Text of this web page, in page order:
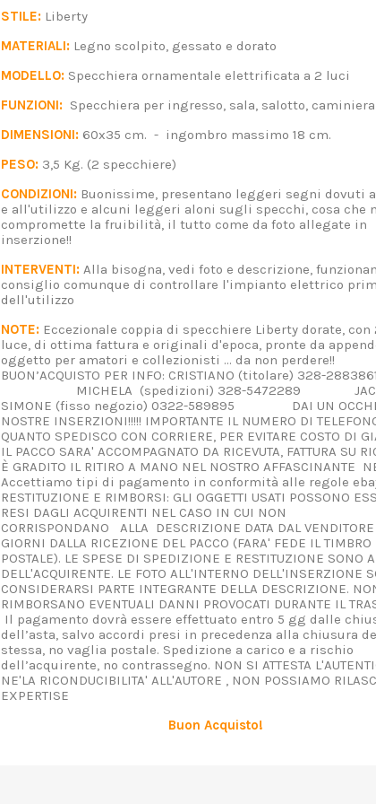
STILE: Liberty
MATERIALI: Legno scolpito, gessato e dorato
MODELLO: Specchiera ornamentale elettrificata a 2 luci
FUNZIONI: Specchiera per ingresso, sala, salotto,
DIMENSIONI: 60x35 cm. - ingombro massimo 18 cm.
PESO: 3,5 Kg. (2 specchiere)
CONDIZIONI: Buonissime, presentano leggeri segni dovuti
e all'utilizzo e alcuni leggeri aloni sugli specchi, cosa che
compromette la fruibilità, il tutto come da foto allegate in
inserzione!!
INTERVENTI: Alla bisogna, vedi foto e descrizione,
consiglio comunque di controllare l'impianto elettrico
dell'utilizzo
NOTE: Eccezionale coppia di specchiere Liberty dorate, con
luce, di ottima fattura e originali d'epoca, pronte da
oggetto per amatori e collezionisti ... da non perdere!!
BUON’ACQUISTO PER INFO: CRISTIANO (titolare) 328-
MICHELA (spedizioni) 328-5472289
SIMONE (fisso negozio) 0322-589895 DAI UN
NOSTRE INSERZIONI!!!!! IMPORTANTE IL NUMERO DI
QUANTO SPEDISCO CON CORRIERE, PER EVITARE COSTO DI
IL PACCO SARA' ACCOMPAGNATO DA RICEVUTA, FATTURA SU
È GRADITO IL RITIRO A MANO NEL NOSTRO AFFASCINANTE
Accettiamo tipi di pagamento in conformità alle regole
RESTITUZIONE E RIMBORSI: GLI OGGETTI USATI POSSONO
RESI DAGLI ACQUIRENTI NEL CASO IN CUI NON
CORRISPONDANO ALLA DESCRIZIONE DATA DAL
GIORNI DALLA RICEZIONE DEL PACCO (FARA' FEDE IL TIMBRO
POSTALE). LE SPESE DI SPEDIZIONE E RESTITUZIONE SONO
DELL'ACQUIRENTE. LE FOTO ALL'INTERNO DELL'INSERZIONE
CONSIDERARSI PARTE INTEGRANTE DELLA DESCRIZIONE.
RIMBORSANO EVENTUALI DANNI PROVOCATI DURANTE IL
Il pagamento dovrà essere effettuato entro 5 gg dalle
dell’asta, salvo accordi presi in precedenza alla chiusura
stessa, no vaglia postale. Spedizione a carico e a rischio
dell’acquirente, no contrassegno. NON SI ATTESTA
NE'LA RICONDUCIBILITA' ALL'AUTORE , NON POSSIAMO
EXPERTISE
Buon Acquisto!